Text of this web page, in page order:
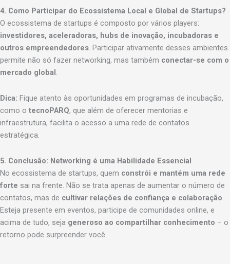
4. Como Participar do Ecossistema Local e Global de Startups?
O ecossistema de startups é composto por vários players:
investidores, aceleradoras, hubs de inovação, incubadoras e
outros empreendedores. Participar ativamente desses ambientes
permite não só fazer networking, mas também conectar-se com o
mercado global.
Dica: Fique atento às oportunidades em programas de incubação,
como o tecnoPARQ, que além de oferecer mentorias e
infraestrutura, facilita o acesso a uma rede de contatos
estratégica.
5. Conclusão: Networking é uma Habilidade Essencial
No ecossistema de startups, quem constrói e mantém uma rede
forte sai na frente. Não se trata apenas de aumentar o número de
contatos, mas de cultivar relações de confiança e colaboração.
Esteja presente em eventos, participe de comunidades online, e
acima de tudo, seja generoso ao compartilhar conhecimento – o
retorno pode surpreender você.